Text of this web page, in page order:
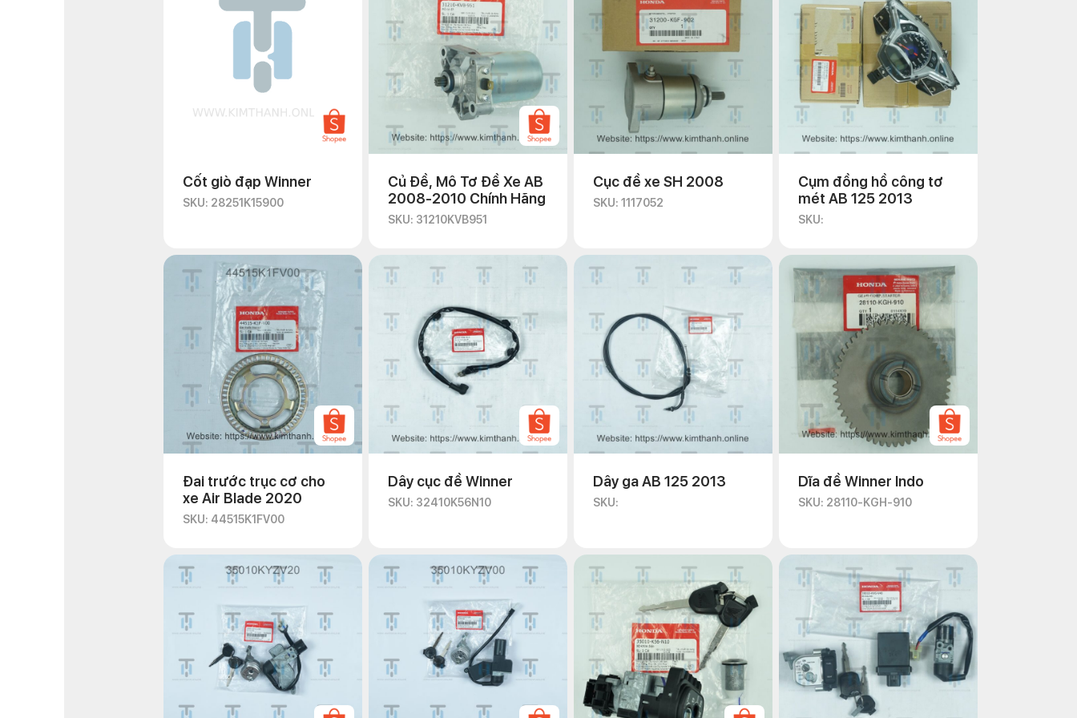
Các bước tháo lắp IC AB 110 2011
Tháo lắp IC xe AB không dễ dàng như các bộ phận khác. Biker cần xem trước các video tháo lắp IC từ các thợ sửa, trung tâm
bảo hành xe AB được đăng tải trên Youtube hoặc các nguồn khác. Hoặc là bạn đã tham khảo kỹ thuật về IC và cách sửa chữa
chuyên nghiệp. Nếu không tự tin về tổng thể kiến thức, kỹ thuật liên quan đến tháo lắp IC AB thì nên tìm đến các cơ sở đáng tin
cậy để được hỗ trợ sửa và thực hiện các bước tháo lắp IC AB 110 2011 chuyên nghiệp.
Cốt giò đạp Winner
SKU: 28251K15900
Củ Đề, Mô Tơ Đề Xe AB
2008-2010 Chính Hãng
SKU: 31210KVB951
Cục đề xe SH 2008
SKU: 1117052
Cụm đồng hồ công tơ
mét AB 125 2013
SKU:
Đai trước trục cơ cho
xe Air Blade 2020
SKU: 44515K1FV00
Dây cục đề Winner
SKU: 32410K56N10
Dây ga AB 125 2013
SKU:
Dĩa đề Winner Indo
SKU: 28110-KGH-910